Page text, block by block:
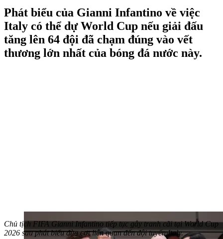
Phát biểu của Gianni Infantino về việc
Italy có thể dự World Cup nếu giải đấu
tăng lên 64 đội đã chạm đúng vào vết
thương lớn nhất của bóng đá nước này.
Chủ tịch FIFA Gianni Infantino tiếp tục gây tranh cãi tại World Cup
2026 sau phát biểu đùa cợt liên quan đến đội tuyển Italy.